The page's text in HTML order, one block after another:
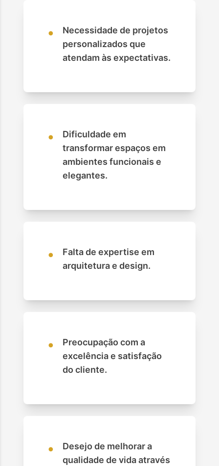
•
Necessidade de projetos
personalizados que
atendam às expectativas.
•
Dificuldade em
transformar espaços em
ambientes funcionais e
elegantes.
•
Falta de expertise em
arquitetura e design.
•
Preocupação com a
excelência e satisfação
do cliente.
•
Desejo de melhorar a
qualidade de vida através